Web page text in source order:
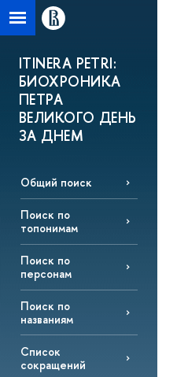
ITINERA PETRI:
БИОХРОНИКА
ПЕТРА
ВЕЛИКОГО ДЕНЬ
ЗА ДНЕМ
Общий поиск
Поиск по
топонимам
Поиск по
персонам
Поиск по
названиям
Список
сокращений